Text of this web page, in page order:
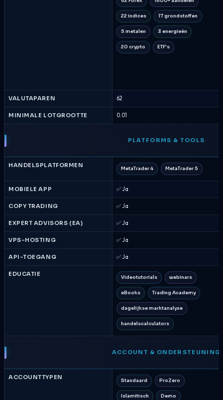
22 indices 17 grondstoffen
5 metalen 3 energieën
20 crypto ETF's
VALUTAPAREN 62
MINIMALE LOTGROOTTE 0.01
PLATFORMS & TOOLS
HANDELSPLATFORMEN MetaTrader 4 MetaTrader 5
MOBIELE APP ✅ Ja
COPY TRADING ✅ Ja
EXPERT ADVISORS (EA) ✅ Ja
VPS-HOSTING ✅ Ja
API-TOEGANG ✅ Ja
EDUCATIE Videotutorials webinars
eBooks Trading Academy
dagelijkse marktanalyse
handelscalculators
ACCOUNT & ONDERSTEUNING
ACCOUNTTYPEN Standaard ProZero
Islamitisch Demo